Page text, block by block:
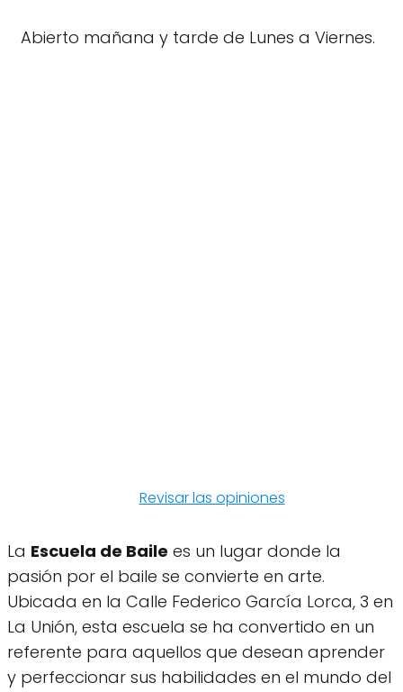
Abierto mañana y tarde de Lunes a Viernes.
Revisar las opiniones
La Escuela de Baile es un lugar donde la
pasión por el baile se convierte en arte.
Ubicada en la Calle Federico García Lorca, 3 en
La Unión, esta escuela se ha convertido en un
referente para aquellos que desean aprender
y perfeccionar sus habilidades en el mundo del